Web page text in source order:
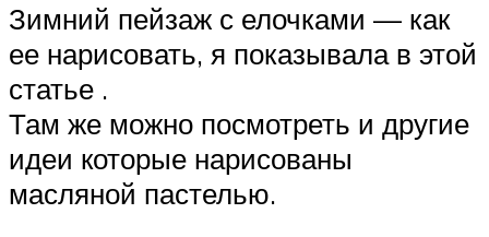
Зимний пейзаж с елочками — как
ее нарисовать, я показывала в этой
статье .
Там же можно посмотреть и другие
идеи которые нарисованы
масляной пастелью.